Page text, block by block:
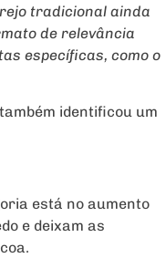
tradicional ainda
de relevância
específicas, como o
identificou um
está no aumento
e deixam as